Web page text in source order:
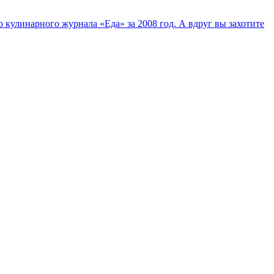
журнала «Еда» за 2008 год. А вдруг вы захотите